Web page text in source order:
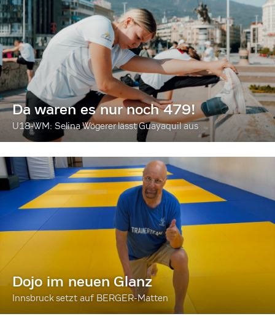
Da waren es nur noch 479!
U18-WM: Selina Wögerer lässt Guayaquil aus
Dojo im neuen Glanz
Innsbruck setzt auf BERGER-Matten